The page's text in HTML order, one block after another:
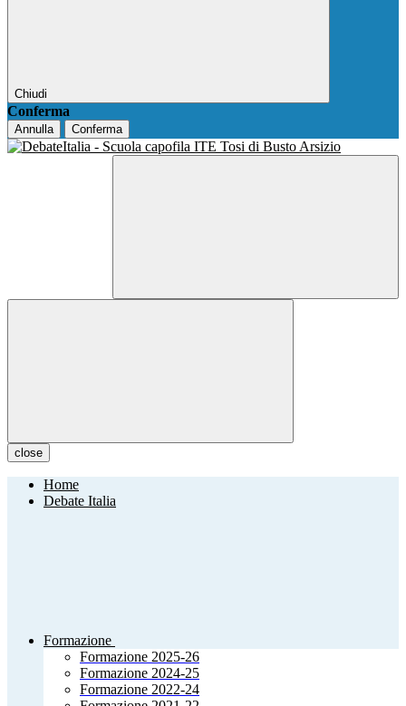
Chiudi
Conferma
Annulla Conferma
close
Home
Debate Italia
Formazione
Formazione 2025-26
Formazione 2024-25
Formazione 2022-24